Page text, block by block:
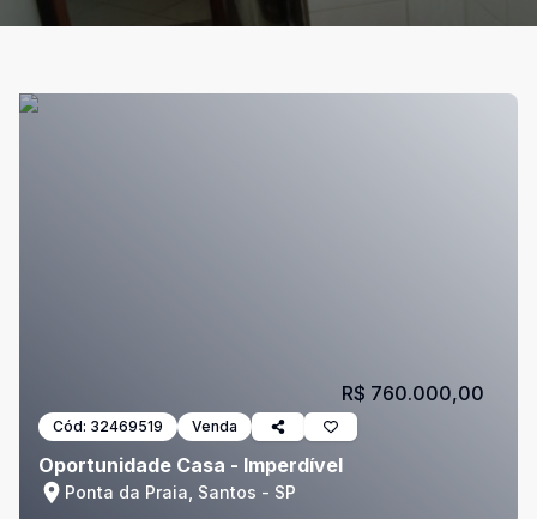
Cód: 32469519 Venda
Oportunidade Casa - Imperdível
Ponta da Praia, Santos - SP
R$ 760.000,00